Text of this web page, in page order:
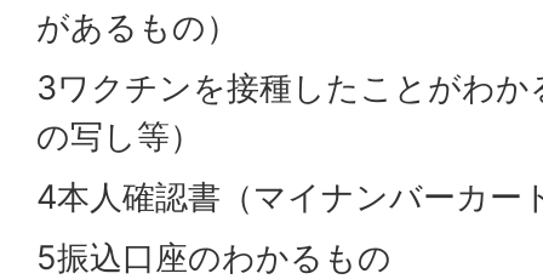
があるもの）
3ワクチンを接種したことがわか
の写し等）
4本人確認書（マイナンバーカー
5振込口座のわかるもの